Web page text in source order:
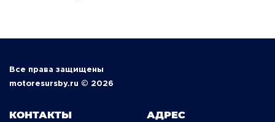
Все права защищены
motoresursby.ru © 2026
КОНТАКТЫ АДРЕС